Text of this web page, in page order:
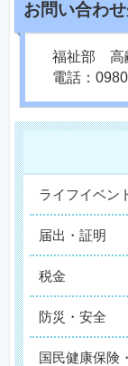
福祉部 高
電話：
ライフイベン
届出・証明
税金
防災・安全
国民健康保険